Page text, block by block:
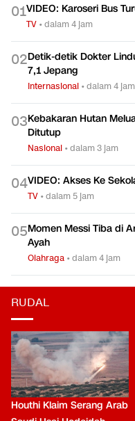
01VIDEO: Karoseri Bus
TV •dalam 4 jam
02Detik-detik Dokter
7,1 Jepang
Internasional •dalam 4 jam
03Kebakaran Hutan
Ditutup
Nasional •dalam 3 jam
04VIDEO: Akses Ke
TV •dalam 5 jam
05Momen Messi Tiba di
Ayah
Olahraga •dalam 4 jam
RUDAL
Houthi Klaim Serang Arab